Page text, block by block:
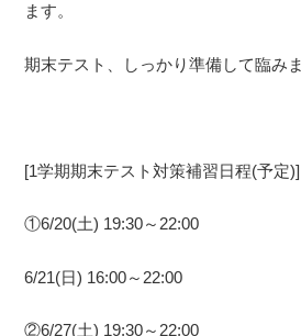
ます。
期末テスト、しっかり準備して臨み
[1学期期末テスト対策補習日程(予定)]
①6/20(土) 19:30～22:00
6/21(日) 16:00～22:00
②6/27(土) 19:30～22:00